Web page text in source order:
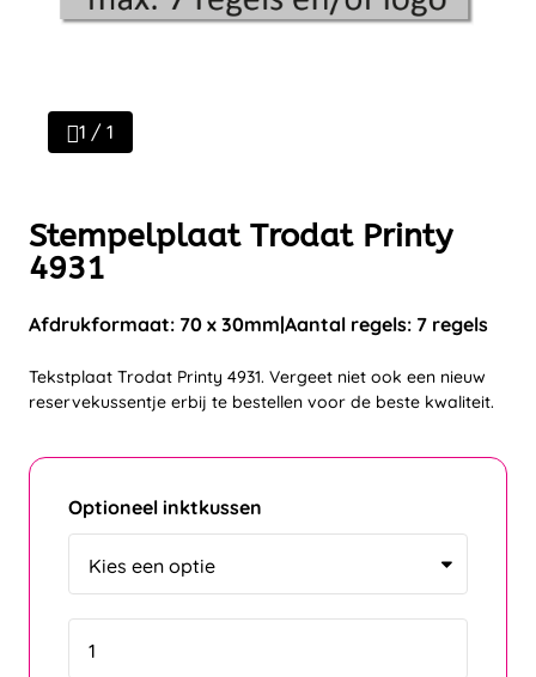
1 / 1
Stempelplaat Trodat Printy
4931
Afdrukformaat: 70 x 30mm Aantal regels: 7 regels
Tekstplaat Trodat Printy 4931. Vergeet niet ook een nieuw
reservekussentje erbij te bestellen voor de beste kwaliteit.
Optioneel inktkussen